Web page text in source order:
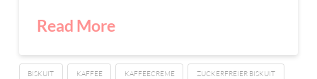
Read More
BISKUIT KAFFEE KAFFEECREME ZUCKERFREIER BISKUIT